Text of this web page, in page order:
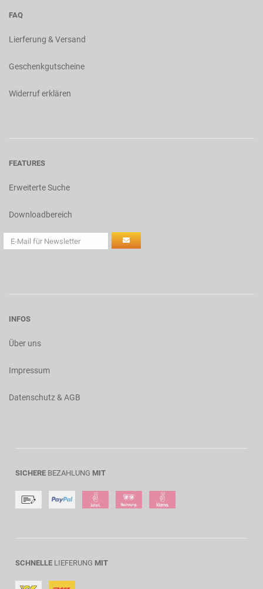
FAQ
Lierferung & Versand
Geschenkgutscheine
Widerruf erklären
FEATURES
Erweiterte Suche
Downloadbereich
INFOS
Über uns
Impressum
Datenschutz & AGB
SICHERE BEZAHLUNG MIT
SCHNELLE LIEFERUNG MIT